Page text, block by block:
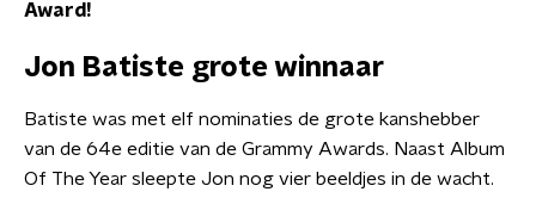
Award!
Jon Batiste grote winnaar
Batiste was met elf nominaties de grote kanshebber
van de 64e editie van de Grammy Awards. Naast Album
Of The Year sleepte Jon nog vier beeldjes in de wacht.